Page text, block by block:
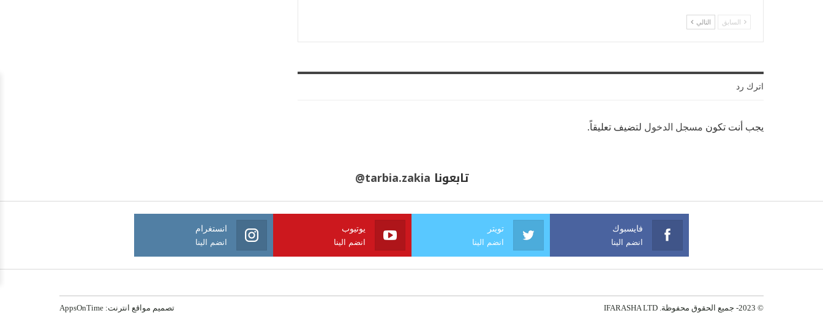
السابق التالي
اترك رد
يجب أنت تكون مسجل الدخول لتضيف تعليقاً.
تابعونا @tarbia.zakia
فايسبوك
انضم الينا
تويتر
انضم الينا
يوتيوب
انضم الينا
انستغرام
انضم الينا
© 2023- جميع الحقوق محفوظة. IFARASHA LTD تصميم مواقع انترنت: AppsOnTime